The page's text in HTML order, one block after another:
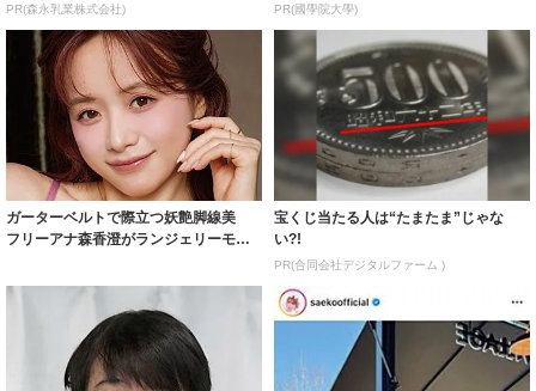
PR(森永乳業株式会社) PR(國學院大學)
ガーターベルトで際立つ妖艶脚線美
フリーアナ森香澄がランジェリーモデ
宝くじ当たる人は“たまたま”じゃな
い?!
PR(合同会社デジタルファーム )